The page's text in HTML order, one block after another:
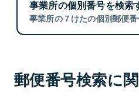
事業所の個別番号を検索
事業所の７けたの個別郵便番
郵便番号検索に